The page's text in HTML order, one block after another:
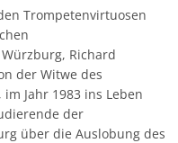
Trompetenvirtuosen
Richard
der Witwe des
Jahr 1983 ins Leben
der
über die Auslobung des